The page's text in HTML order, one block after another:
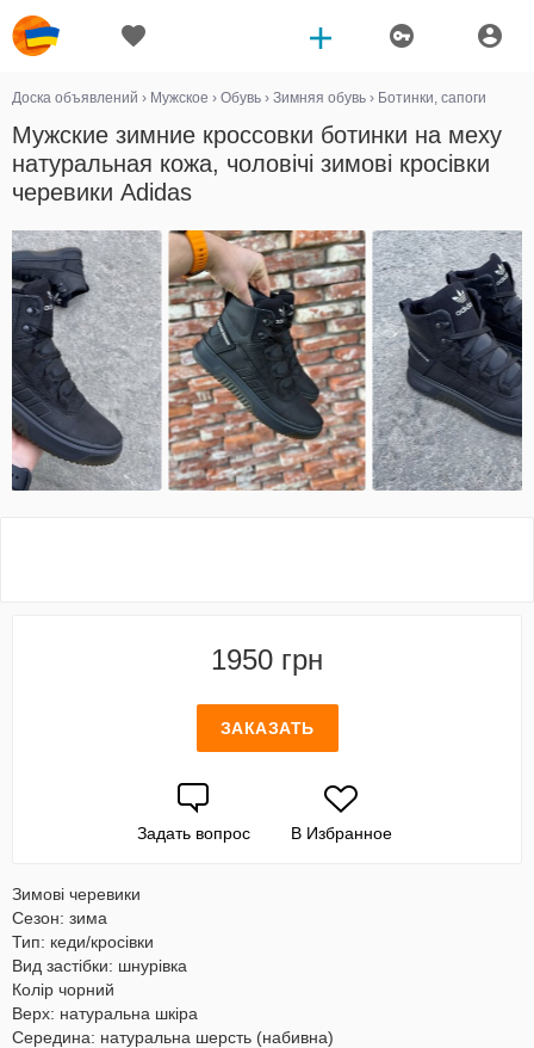
Доска объявлений › Мужское › Обувь › Зимняя обувь › Ботинки, сапоги
Мужские зимние кроссовки ботинки на меху
натуральная кожа, чоловічі зимові кросівки
черевики Adidas
1950 грн
ЗАКАЗАТЬ
Задать вопрос В Избранное
Зимові черевики
Сезон: зима
Тип: кеди/кросівки
Вид застібки: шнурівка
Колір чорний
Верх: натуральна шкіра
Середина: натуральна шерсть (набивна)